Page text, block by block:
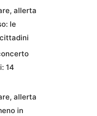
allerta
le
14
allerta
in